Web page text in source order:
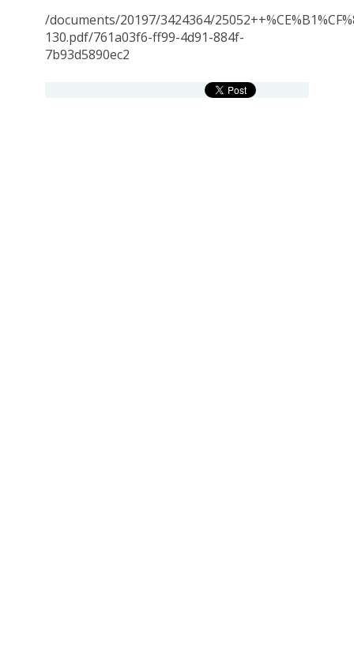
/documents/20197/3424364/
130.pdf/761a03f6-ff99-4d91-884f-
7b93d5890ec2